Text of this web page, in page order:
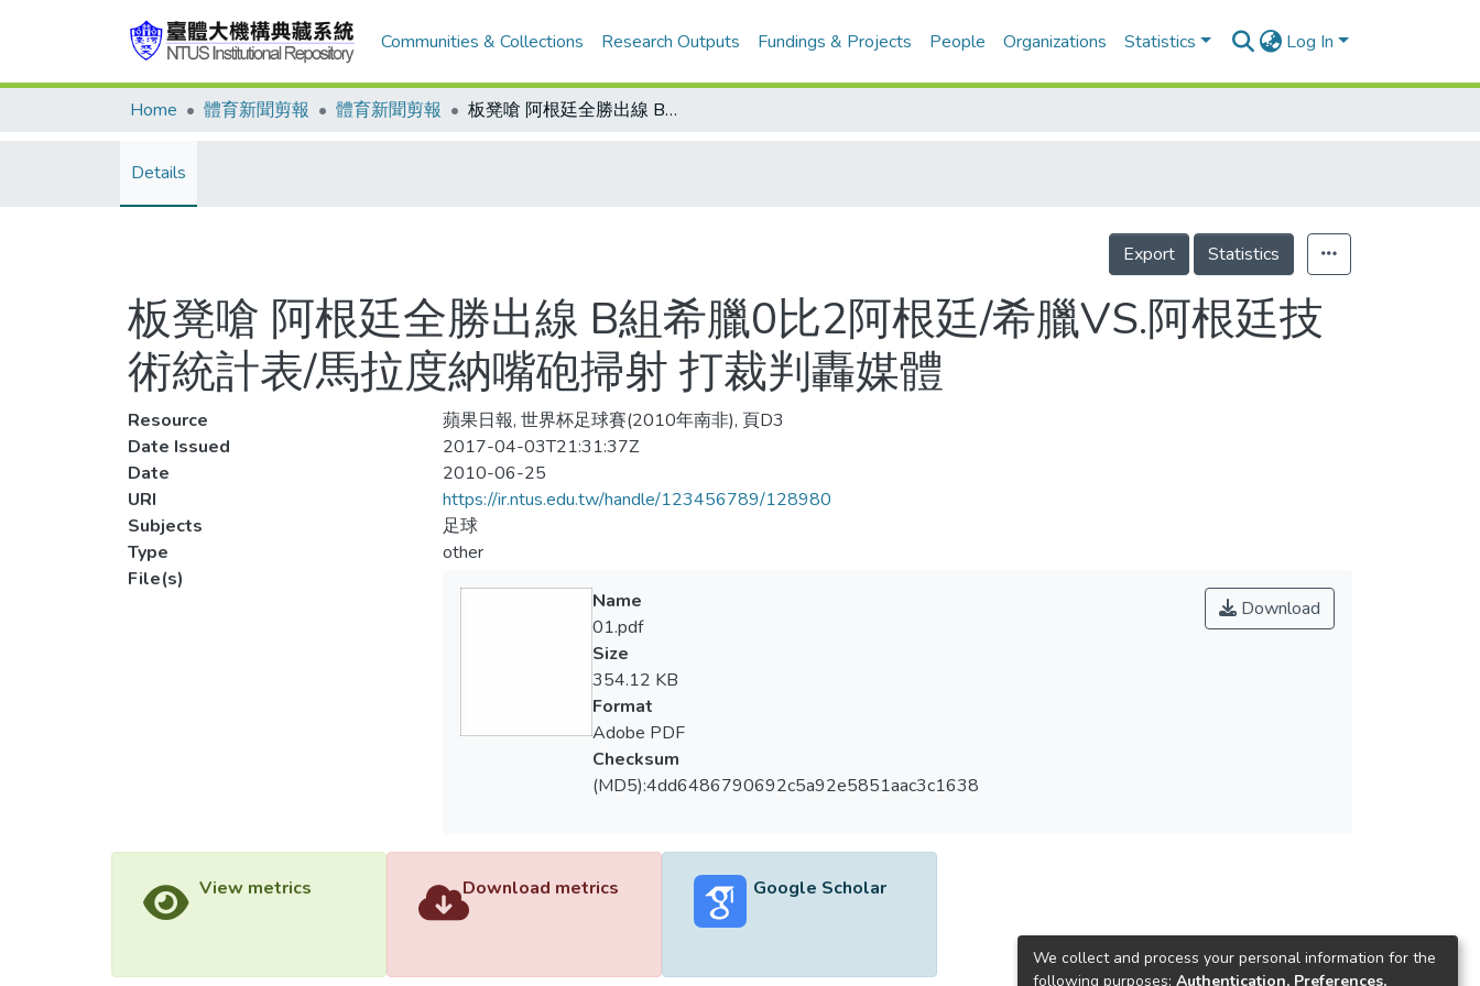
Communities & Collections Research Outputs Fundings & Projects People Organizations Statistics Log In
Home 體育新聞剪報 體育新聞剪報 板凳嗆 阿根廷全勝出線 B組希臘0比2阿根廷/希臘VS.阿根廷技術統計表/馬拉度納嘴砲掃射 打裁判轟媒體
Details
Export Statistics
板凳嗆 阿根廷全勝出線 B組希臘0比2阿根廷/希臘VS.阿根廷技
術統計表/馬拉度納嘴砲掃射 打裁判轟媒體
Resource
蘋果日報, 世界杯足球賽(2010年南非), 頁D3
Date Issued
2017-04-03T21:31:37Z
Date
2010-06-25
URI
https://ir.ntus.edu.tw/handle/123456789/128980
Subjects
足球
Type
other
File(s)
Download
Name
01.pdf
Size
354.12 KB
Format
Adobe PDF
Checksum
(MD5):4dd6486790692c5a92e5851aac3c1638
View metrics Download metrics Google Scholar
We collect and process your personal information for the
following purposes: Authentication, Preferences,